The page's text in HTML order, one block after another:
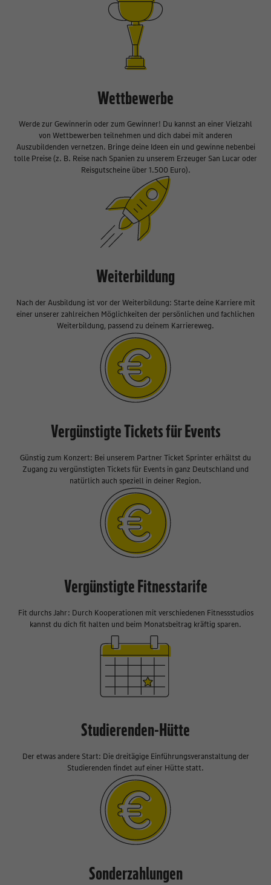
Wettbewerbe
Werde zur Gewinnerin oder zum Gewinner! Du kannst an einer Vielzahl
von Wettbewerben teilnehmen und dich dabei mit anderen
Auszubildenden vernetzen. Bringe deine Ideen ein und gewinne nebenbei
tolle Preise (z. B. Reise nach Spanien zu unserem Erzeuger San Lucar oder
Reisgutscheine über 1.500 Euro).
Weiterbildung
Nach der Ausbildung ist vor der Weiterbildung: Starte deine Karriere mit
einer unserer zahlreichen Möglichkeiten der persönlichen und fachlichen
Weiterbildung, passend zu deinem Karriereweg.
Vergünstigte Tickets für Events
Günstig zum Konzert: Bei unserem Partner Ticket Sprinter erhältst du
Zugang zu vergünstigten Tickets für Events in ganz Deutschland und
natürlich auch speziell in deiner Region.
Vergünstigte Fitnesstarife
Fit durchs Jahr: Durch Kooperationen mit verschiedenen Fitnessstudios
kannst du dich fit halten und beim Monatsbeitrag kräftig sparen.
Studierenden-Hütte
Der etwas andere Start: Die dreitägige Einführungsveranstaltung der
Studierenden findet auf einer Hütte statt.
Sonderzahlungen